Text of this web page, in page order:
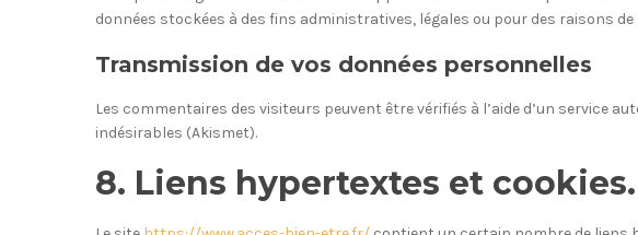
données stockées à des fins administratives, légales ou pour des raisons de
Transmission de vos données personnelles
Les commentaires des visiteurs peuvent être vérifiés à l’aide d’un service
indésirables (Akismet).
8. Liens hypertextes et cookies.